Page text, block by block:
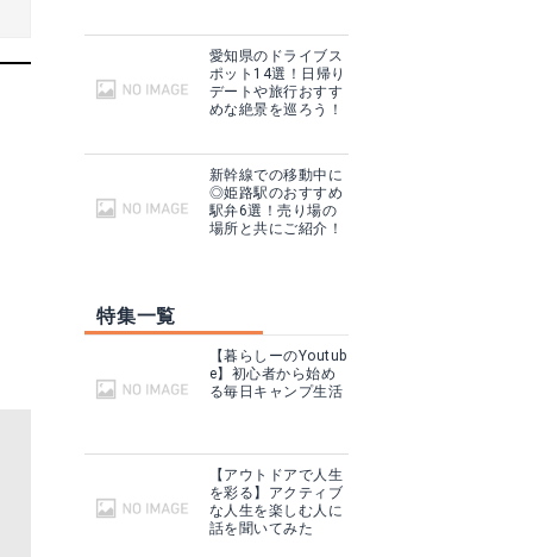
愛知県のドライブス
ポット14選！日帰り
デートや旅行おすす
めな絶景を巡ろう！
新幹線での移動中に
◎姫路駅のおすすめ
駅弁6選！売り場の
場所と共にご紹介！
特集一覧
【暮らしーのYoutub
e】初心者から始め
る毎日キャンプ生活
【アウトドアで人生
を彩る】アクティブ
な人生を楽しむ人に
話を聞いてみた